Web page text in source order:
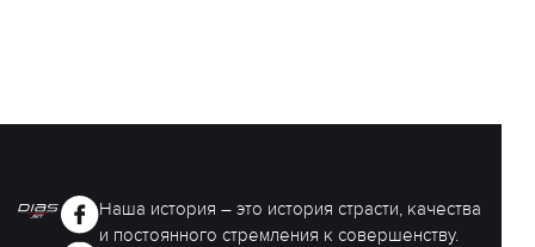
Наша история – это история страсти, качества
и постоянного стремления к совершенству.